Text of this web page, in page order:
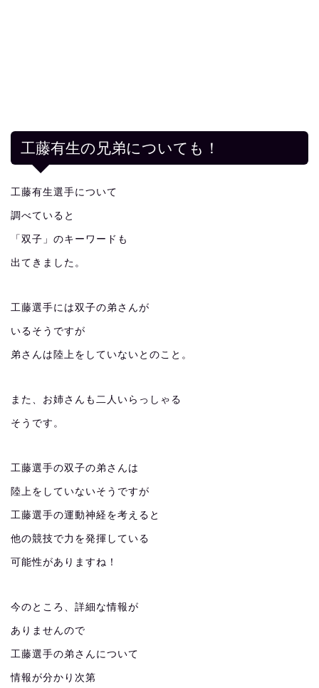
工藤有生の兄弟についても！
工藤有生選手について
調べていると
「双子」のキーワードも
出てきました。
工藤選手には双子の弟さんが
いるそうですが
弟さんは陸上をしていないとのこと。
また、お姉さんも二人いらっしゃる
そうです。
工藤選手の双子の弟さんは
陸上をしていないそうですが
工藤選手の運動神経を考えると
他の競技で力を発揮している
可能性がありますね！
今のところ、詳細な情報が
ありませんので
工藤選手の弟さんについて
情報が分かり次第